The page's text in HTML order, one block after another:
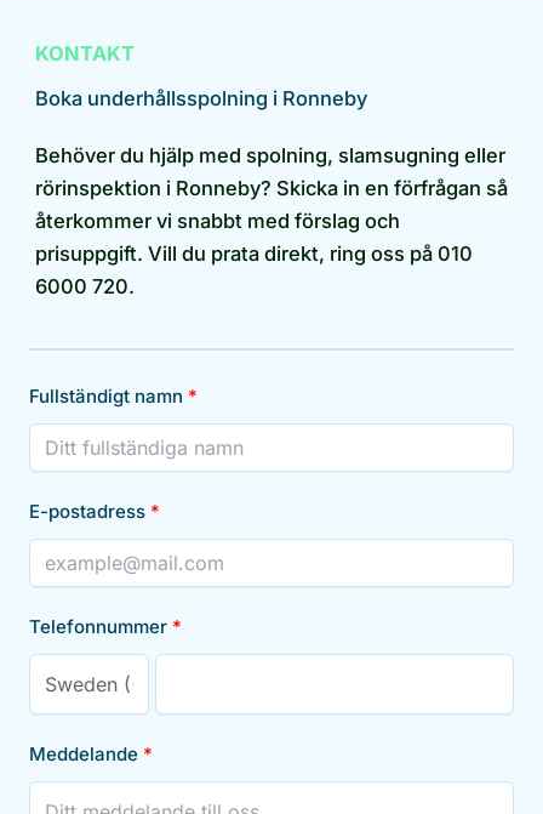
KONTAKT
Boka underhållsspolning i Ronneby
Behöver du hjälp med spolning, slamsugning eller
rörinspektion i Ronneby? Skicka in en förfrågan så
återkommer vi snabbt med förslag och
prisuppgift. Vill du prata direkt, ring oss på 010
6000 720.
Fullständigt namn
E-postadress
Telefonnummer
Meddelande